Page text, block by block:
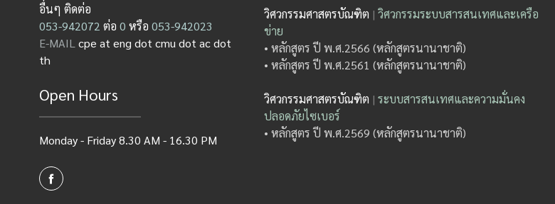
อื่นๆ ติดต่อ
053-942072 ต่อ0 หรือ053-942023
E-MAILcpe at eng dot cmu dot ac dot
th
Open Hours
Monday - Friday 8.30 AM - 16.30 PM
วิศวกรรมศาสตรบัณฑิต | วิศวกรรมระบบสารสนเทศและเครือ
ข่าย
• หลักสูตร ปี พ.ศ.2566 (หลักสูตรนานาชาติ)
• หลักสูตร ปี พ.ศ.2561 (หลักสูตรนานาชาติ)
วิศวกรรมศาสตรบัณฑิต | ระบบสารสนเทศและความมั่นคง
ปลอดภัยไซเบอร์
• หลักสูตร ปี พ.ศ.2569 (หลักสูตรนานาชาติ)